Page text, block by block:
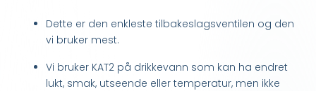
Dette er den enkleste tilbakeslagsventilen og den
vi bruker mest.
Vi bruker KAT2 på drikkevann som kan ha endret
lukt, smak, utseende eller temperatur, men ikke